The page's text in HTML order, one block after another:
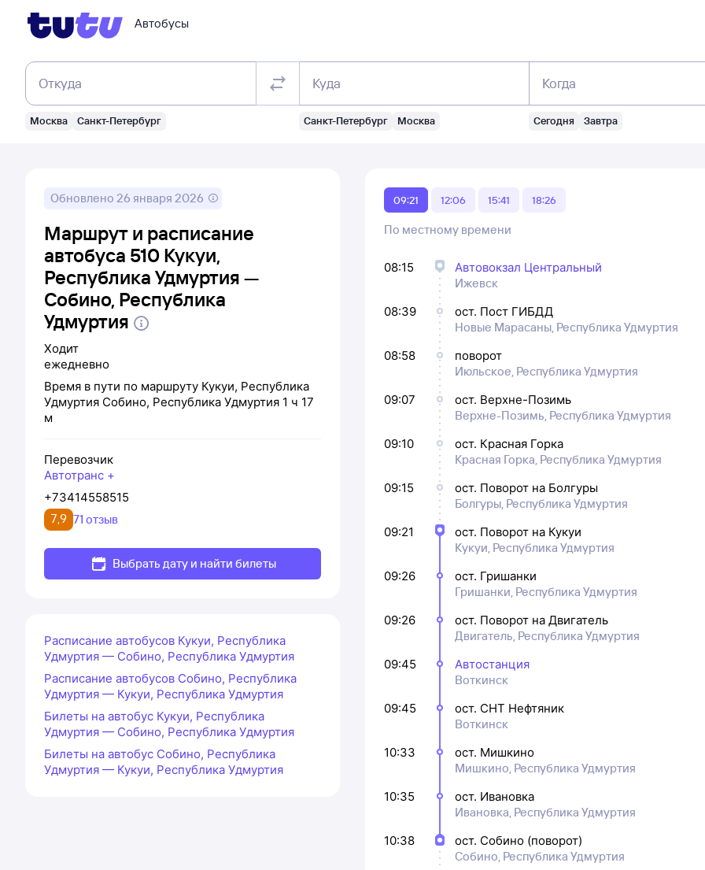
Автобусы
Откуда
Москва Санкт-Петербург
Куда
Санкт-Петербург Москва
Когда
Сегодня Завтра
Обновлено 26 января 2026
Маршрут и расписание
автобуса 510 Кукуи,
Республика Удмуртия —
Собино, Республика
Удмуртия
Ходит
ежедневно
Время в пути по маршруту Кукуи, Республика
Удмуртия Собино, Республика Удмуртия 1 ч 17
м
Перевозчик
Автотранс +
+73414558515
7,9 71 отзыв
Выбрать дату и найти билеты
09:21 12:06 15:41 18:26
По местному времени
08:15
Автовокзал Центральный
Ижевск
08:39
ост. Пост ГИБДД
Новые Марасаны, Республика Удмуртия
08:58
поворот
Июльское, Республика Удмуртия
09:07
ост. Верхне-Позимь
Верхне-Позимь, Республика Удмуртия
09:10
ост. Красная Горка
Красная Горка, Республика Удмуртия
09:15
ост. Поворот на Болгуры
Болгуры, Республика Удмуртия
09:21
ост. Поворот на Кукуи
Кукуи, Республика Удмуртия
09:26
ост. Гришанки
Гришанки, Республика Удмуртия
09:26
ост. Поворот на Двигатель
Двигатель, Республика Удмуртия
09:45
Автостанция
Воткинск
09:45
ост. СНТ Нефтяник
Воткинск
10:33
ост. Мишкино
Мишкино, Республика Удмуртия
10:35
ост. Ивановка
Ивановка, Республика Удмуртия
10:38
ост. Собино (поворот)
Собино, Республика Удмуртия
Расписание автобусов Кукуи, Республика
Удмуртия — Собино, Республика Удмуртия
Расписание автобусов Собино, Республика
Удмуртия — Кукуи, Республика Удмуртия
Билеты на автобус Кукуи, Республика
Удмуртия — Собино, Республика Удмуртия
Билеты на автобус Собино, Республика
Удмуртия — Кукуи, Республика Удмуртия